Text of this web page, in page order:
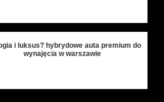
i luksus? hybrydowe auta premium do
wynajęcia w warszawie